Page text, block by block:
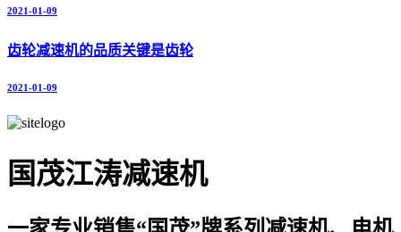
2021-01-09
齿轮减速机的品质关键是齿轮
2021-01-09
国茂江涛减速机